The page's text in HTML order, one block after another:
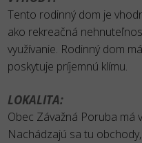
Tento rodinný dom je
ako rekreačná
využívanie. Rodinný dom
poskytuje príjemnú klímu.
LOKALITA:
Obec Závažná Poruba má
Nachádzajú sa tu